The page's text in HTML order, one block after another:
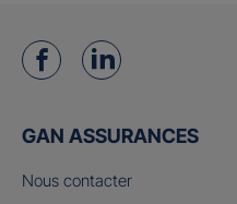
GAN ASSURANCES
Nous contacter